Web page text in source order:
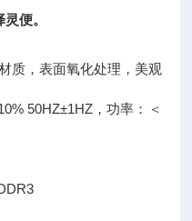
便。
，表面氧化处理，美观
50HZ±1HZ，功率：＜